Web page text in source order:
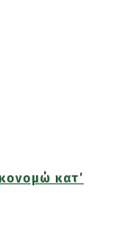
κατ’